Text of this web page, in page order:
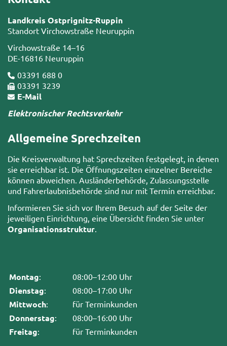
Landkreis Ostprignitz-Ruppin
Standort Virchowstraße Neuruppin
Virchowstraße 14–16
DE-16816 Neuruppin
03391 688 0
03391 3239
E-Mail
Elektronischer Rechtsverkehr
Allgemeine Sprechzeiten
Die Kreisverwaltung hat Sprechzeiten festgelegt, in denen
sie erreichbar ist. Die Öffnungszeiten einzelner Bereiche
können abweichen. Ausländerbehörde, Zulassungsstelle
und Fahrerlaubnisbehörde sind nur mit Termin erreichbar.
Informieren Sie sich vor Ihrem Besuch auf der Seite der
jeweiligen Einrichtung, eine Übersicht finden Sie unter
Organisationsstruktur.
Montag: 08:00–12:00 Uhr
Dienstag: 08:00–17:00 Uhr
Mittwoch: für Terminkunden
Donnerstag: 08:00–16:00 Uhr
Freitag: für Terminkunden